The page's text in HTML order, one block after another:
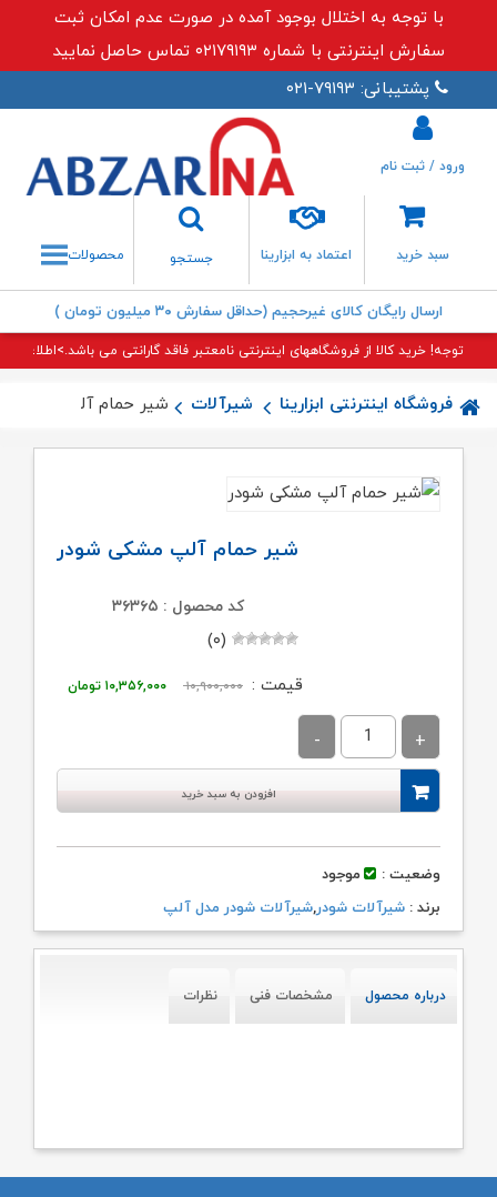
با توجه به اختلال بوجود آمده در صورت عدم امکان ثبت
سفارش اینترنتی با شماره ۰۲۱۷۹۱۹۳ تماس حاصل نمایید
پشتیبانی: ۷۹۱۹۳-۰۲۱
سبد خرید اعتماد به ابزارینا
جستجو
جستجو
ورود / ثبت نام
محصولات
ارسال رایگان کالای غیرحجیم (حداقل سفارش ۳۰ میلیون تومان )
توجه! خرید کالا از فروشگاههای اینترنتی نامعتبر فاقد گارانتی می باشد.>اطلاعات
فروشگاه اینترنتی ابزارینا شیرآلات شیر حمام آلپ مشکی
شیر حمام آلپ مشکی شودر
کد محصول : ۳۶۳۶۵
(۰)
قیمت : ۱۰,۹۰۰,۰۰۰
قیمت
۱۰,۳۵۶,۰۰۰ تومان
افزودن به سبد خرید
وضعیت :
موجود
برند : شیرآلات شودر,شیرآلات شودر مدل آلپ
درباره محصول مشخصات فنی نظرات